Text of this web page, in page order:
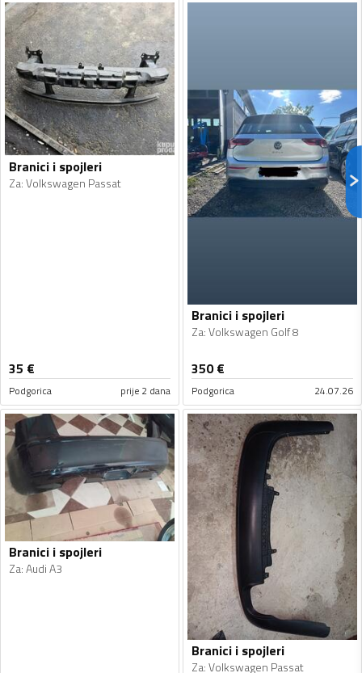
Branici i spojleri
Za:Volkswagen Passat
35 €
Podgorica prije 2 dana
Branici i spojleri
Za:Volkswagen Golf 8
350€
Podgorica 24.07.26
Branici i spojleri
Za:Audi A3
Branici i spojleri
Za:Volkswagen Passat